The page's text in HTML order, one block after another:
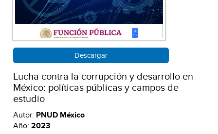
Descargar
Lucha contra la corrupción y desarrollo en
México: políticas públicas y campos de
estudio
Autor: PNUD México
Año: 2023